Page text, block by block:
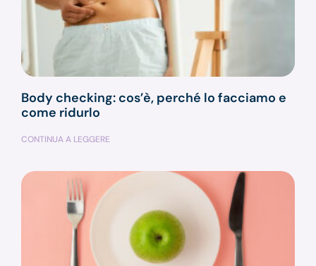
Body checking: cos’è, perché lo facciamo e
come ridurlo
CONTINUA A LEGGERE